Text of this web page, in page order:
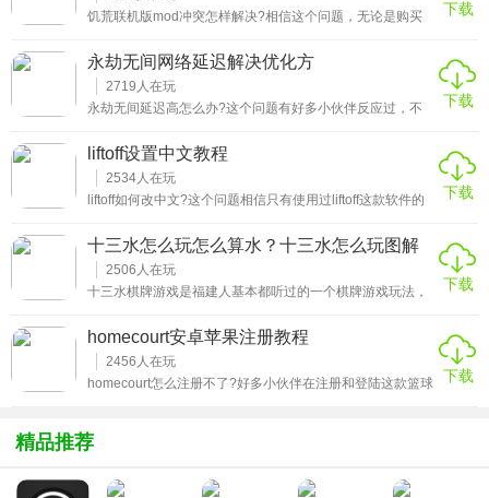
饥荒联机版mod冲突怎样解决?相信这个问题，无论是购买
mod警告强制退出、闪退、进不去等问题的时候，正确的处
理方式是什么呢?别着急!针对这个问题，饥荒联机版mod无
法使用崩溃警告解决办法为大家整理了相关的内容，详细的
告诉大家我们该怎么排除故障，正确使用mod!
下载
永劫无间网络延迟解决优化方
2719 人在玩
永劫无间延迟高怎么办?这个问题有好多小伙伴反应过，不
情况我们改如何处理呢?来本期为大家准备的永劫无间网络
延迟解决优化方案看看那些大佬们是如何解决的吧!
下载
liftoff设置中文教程
2534人在玩
liftoff如何改中文?这个问题相信只有使用过liftoff这款软件的
习FPV穿越机的应用，它的原版是英文的版本，各种专业的
用词，如果没有中文的解释，对于很多刚入坑的朋友来说可
以说的上是糟糕的体验了!那么针对这个问题，本期就为大家
整理带来了liftoff设置中文教程，一起往下看吧!
下载
十三水怎么玩怎么算水？十三水怎么玩图解
详细介绍-新手玩家易学必看
2506 人在玩
十三水棋牌游戏是福建人基本都听过的一个棋牌游戏玩法，
会必备的一个棋牌游戏，更斗地主和扎金花和跑得快是同等
级别的一款游戏，用户基数庞大，而对于新手玩家来说，有
没有快速的学习方法呢？接下来就更（绿色软件下载站）的
小编一起学习十三水怎么玩怎么算水的具体技巧，同时提供
下载
homecourt安卓苹果注册教程
2456 人在玩
homecourt怎么注册不了?好多小伙伴在注册和登陆这款篮球
homecourt安卓苹果注册教程就带大家一起来看看那些已经
顺利进入游戏的大佬是怎么做的吧!
下载
精品推荐